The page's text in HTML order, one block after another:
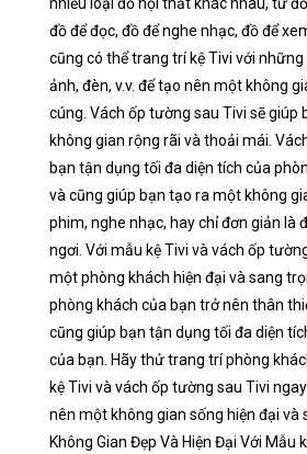
đồ để đọc, đồ để nghe nhạc, đồ để
cũng có thể trang trí kệ Tivi với
ảnh, đèn, v.v. để tạo nên một không
cúng. Vách ốp tường sau Tivi sẽ giúp
không gian rộng rãi và thoải mái.
bạn tận dụng tối đa diện tích của
và cũng giúp bạn tạo ra một không
phim, nghe nhạc, hay chỉ đơn giản là
ngơi. Với mẫu kệ Tivi và vách ốp
một phòng khách hiện đại và sang
phòng khách của bạn trở nên thân
cũng giúp bạn tận dụng tối đa diện
của bạn. Hãy thử trang trí phòng
kệ Tivi và vách ốp tường sau Tivi
nên một không gian sống hiện đại và
Không Gian Đẹp Và Hiện Đại Với Mẫu